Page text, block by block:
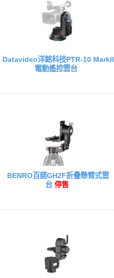
Datavideo洋銘科技PTR-10 MarkIl
電動遙控雲台
BENRO百諾GH2F折疊懸臂式雲
台 停售